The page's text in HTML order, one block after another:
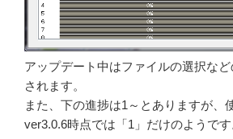
アップデート中はファイルの選択な
されます。
また、下の進捗は1～とありますが、
ver3.0.6時点では「1」だけのようです